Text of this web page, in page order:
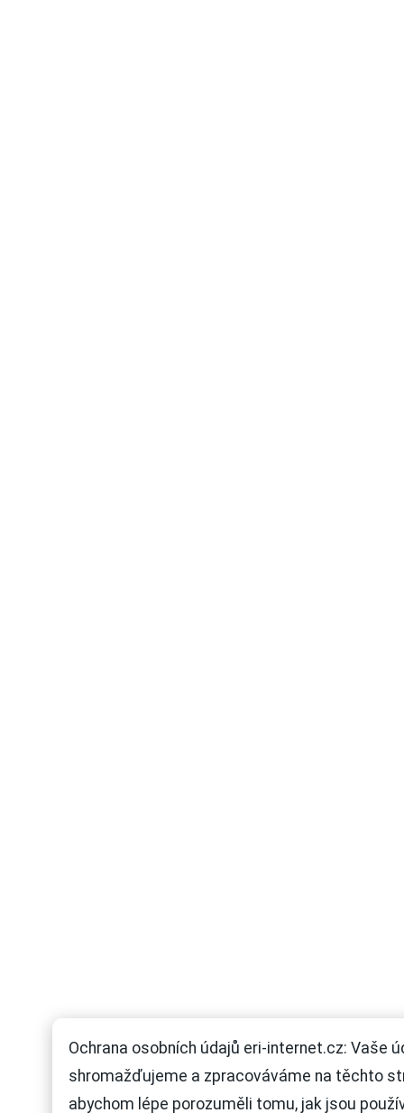
Ochrana osobních údajů eri-internet.cz: Vaše
shromažďujeme a zpracováváme na těchto
abychom lépe porozuměli tomu, jak jsou